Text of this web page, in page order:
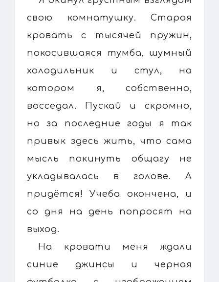
свою комнатушку. Старая
кровать с тысячей пружин,
покосившаяся тумба, шумный
холодильник и стул, на
котором я, собственно,
восседал. Пускай и скромно,
но за последние годы я так
привык здесь жить, что сама
мысль покинуть общагу не
укладывалась в голове. А
придётся! Учеба окончена, и
со дня на день попросят на
выход.
На кровати меня ждали
синие джинсы и черная